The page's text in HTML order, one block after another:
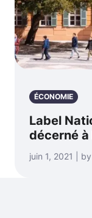
ÉCONOMIE
Label
décerné à
juin 1, 2021 | by